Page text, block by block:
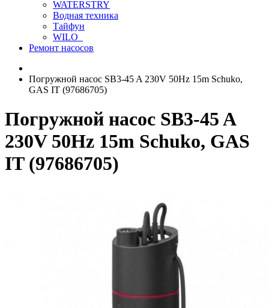
WATERSTRY
Водная техника
Тайфун
WILO_
Ремонт насосов
Погружной насос SB3-45 A 230V 50Hz 15m Schuko,
GAS IT (97686705)
Погружной насос SB3-45 A
230V 50Hz 15m Schuko, GAS
IT (97686705)